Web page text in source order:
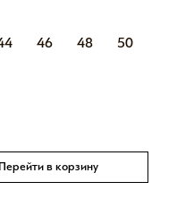
46 48
50
Перейти в корзину